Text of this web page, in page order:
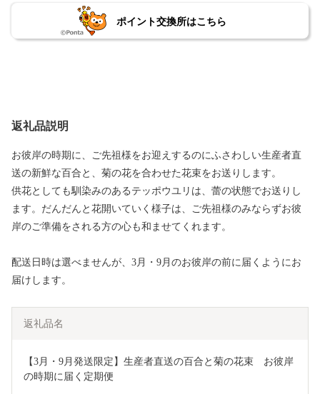
ポイント交換所はこちら
返礼品説明
お彼岸の時期に、ご先祖様をお迎えするのにふさわしい生産者直
送の新鮮な百合と、菊の花を合わせた花束をお送りします。
供花としても馴染みのあるテッポウユリは、蕾の状態でお送りし
ます。だんだんと花開いていく様子は、ご先祖様のみならずお彼
岸のご準備をされる方の心も和ませてくれます。
配送日時は選べませんが、3月・9月のお彼岸の前に届くようにお
届けします。
返礼品名
【3月・9月発送限定】生産者直送の百合と菊の花束　お彼岸
の時期に届く定期便